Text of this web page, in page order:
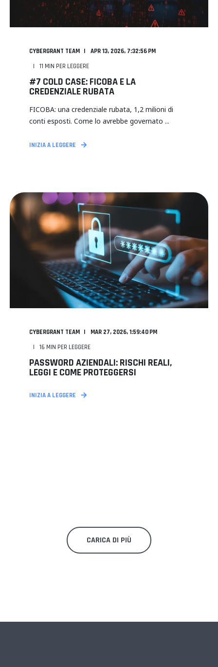
CYBERGRANT TEAM
APR 13, 2026, 7:32:56 PM
11 MIN PER LEGGERE
#7 COLD CASE: FICOBA E LA
CREDENZIALE RUBATA
FICOBA: una credenziale rubata, 1,2 milioni di
conti esposti. Come lo avrebbe governato ...
INIZIA A LEGGERE
CYBERGRANT TEAM
MAR 27, 2026, 1:59:40 PM
16 MIN PER LEGGERE
PASSWORD AZIENDALI: RISCHI REALI,
LEGGI E COME PROTEGGERSI
INIZIA A LEGGERE
CARICA DI PIÙ